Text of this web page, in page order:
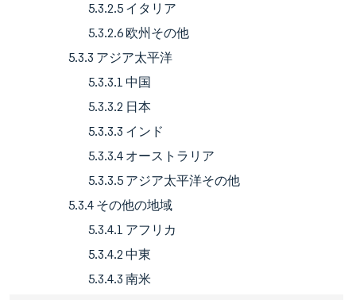
5.3.2.5 イタリア
5.3.2.6 欧州その他
5.3.3 アジア太平洋
5.3.3.1 中国
5.3.3.2 日本
5.3.3.3 インド
5.3.3.4 オーストラリア
5.3.3.5 アジア太平洋その他
5.3.4 その他の地域
5.3.4.1 アフリカ
5.3.4.2 中東
5.3.4.3 南米